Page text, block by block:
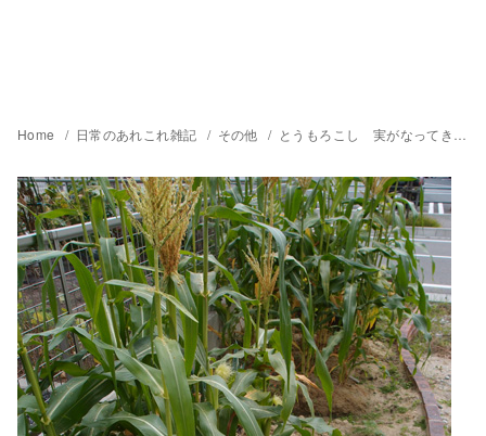
Home 日常のあれこれ雑記 その他 とうもろこし 実がなってきた！